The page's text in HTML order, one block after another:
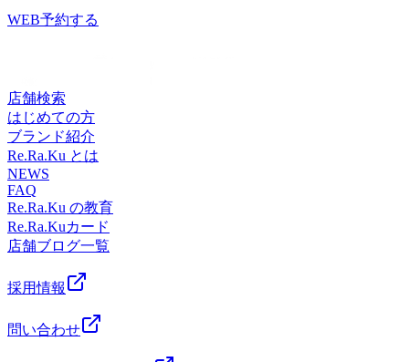
しておくつろぎいただける空間づくりに努めてまいります。
ニ、タナカの3名でお待ちしております。 ・*．。・
で、いつまでも健康で疲れづらい身体づくりを応援しま
す！“予防”のボディケア、始めてみませんか？♪ 16時～夕方
割500円引きしてます！ 〈営業時間〉 平日：11：00～21：
30（最終受付21：00まで）土日祝：10：00～21：00（最終受
付20：30まで） 〈住所〉 東京都練馬区上石神井1-2-
45 〈アクセス〉 西武新宿線上石神井駅改札から徒歩1
分！ 西武新宿駅から急行で１５分！ 高田馬場・鷺ノ宮・
田無からもアクセス◎ 石神井公園・吉祥寺からは自転車で
のご来店がオススメ。 お車の場合は駐車場のご用意があり
ラインで△や×と表示されていてもご案内出来る場合があり
*．。・*．。・*．。・*．。・。
WEB予約する
店舗検索
はじめての方
ブランド紹介
Re.Ra.Ku とは
NEWS
FAQ
Re.Ra.Ku の教育
Re.Ra.Kuカード
店舗ブログ一覧
採用情報
問い合わせ